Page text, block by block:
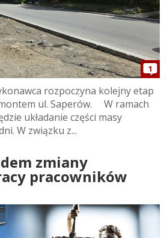
1
rozpoczyna kolejny etap
ul. Saperów. W ramach
układanie części masy
W związku z...
zmiany
pracowników